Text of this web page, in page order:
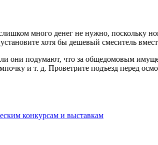
много денег не нужно, поскольку
хотя бы дешевый смеситель
они подумают, что за общедомовым
и т. д. Проветрите подъезд перед
конкурсам и выставкам